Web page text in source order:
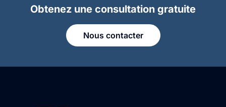
Obtenez une consultation gratuite
Nous contacter